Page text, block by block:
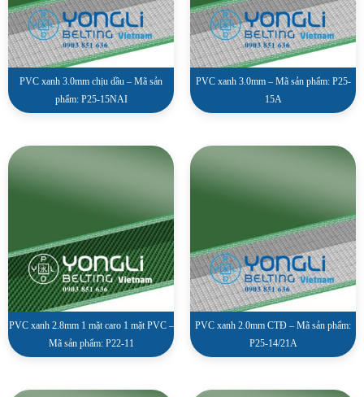
PVC xanh 3.0mm chịu dầu – Mã sản
phẩm: P25-15NAI
PVC xanh 3.0mm – Mã sản phẩm: P25-
15A
PVC xanh 2.8mm 1 mặt caro 1 mặt PVC –
Mã sản phẩm: P22-11
PVC xanh 2.0mm CTĐ – Mã sản phẩm:
P25-14/21A